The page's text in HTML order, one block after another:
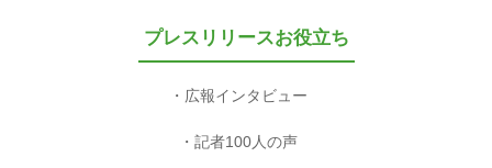
プレスリリースお役立ち
広報インタビュー
記者100人の声